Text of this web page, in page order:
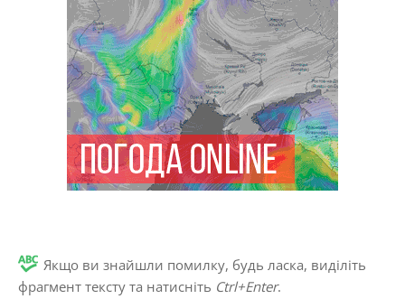
Якщо ви знайшли помилку, будь ласка, виділіть
фрагмент тексту та натисніть Ctrl+Enter.